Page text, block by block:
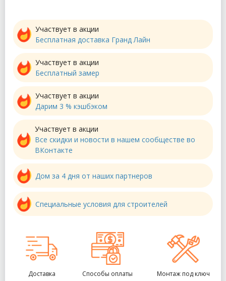
Участвует в акции
Бесплатная доставка Гранд Лайн
Участвует в акции
Бесплатный замер
Участвует в акции
Дарим 3 % кэшбэком
Участвует в акции
Все скидки и новости в нашем сообществе во
ВКонтакте
Дом за 4 дня от наших партнеров
Специальные условия для строителей
Доставка Способы оплаты Монтаж под ключ